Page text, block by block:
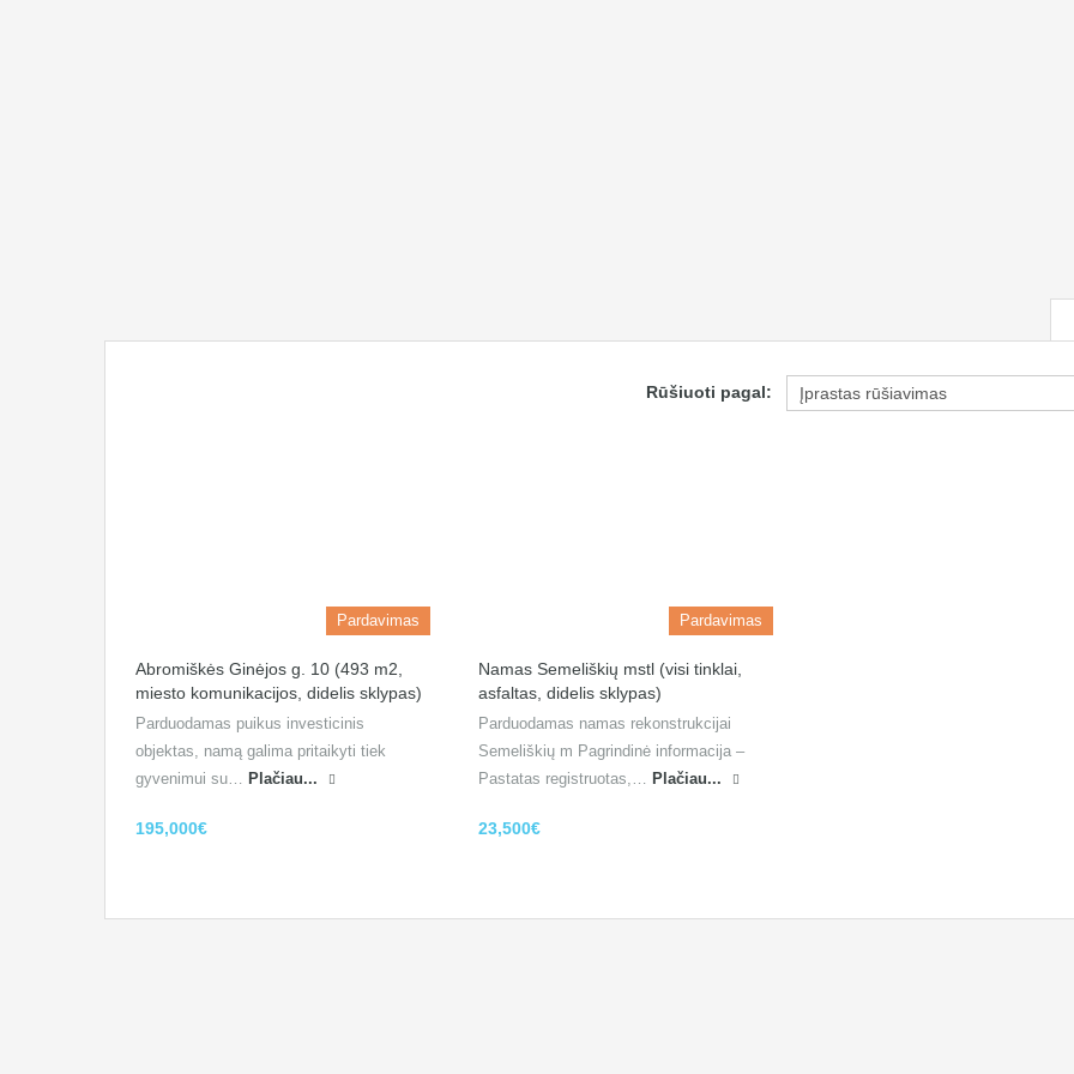
Rūšiuoti pagal:
Pardavimas
Abromiškės Ginėjos g. 10 (493 m2,
miesto komunikacijos, didelis sklypas)
Parduodamas puikus investicinis
objektas, namą galima pritaikyti tiek
gyvenimui su… Plačiau...
195,000€
Pardavimas
Namas Semeliškių mstl (visi tinklai,
asfaltas, didelis sklypas)
Parduodamas namas rekonstrukcijai
Semeliškių m Pagrindinė informacija –
Pastatas registruotas,… Plačiau...
23,500€